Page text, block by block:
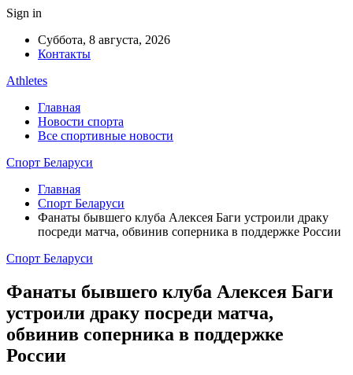
Sign in
Суббота, 8 августа, 2026
Контакты
Athletes
Главная
Новости спорта
Все спортивные новости
Спорт Беларуси
Главная
Спорт Беларуси
Фанаты бывшего клуба Алексея Баги устроили драку
посреди матча, обвинив соперника в поддержке России
Спорт Беларуси
Фанаты бывшего клуба Алексея Баги
устроили драку посреди матча,
обвинив соперника в поддержке
России